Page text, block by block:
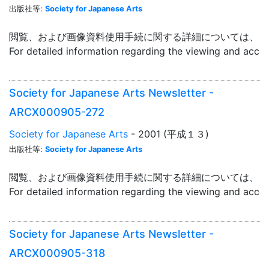
出版社等: Society for Japanese Arts
閲覧、および画像資料使用手続に関する詳細については、「
For detailed information regarding the viewing and
Society for Japanese Arts Newsletter -
ARCX000905-272
Society for Japanese Arts - 2001 (平成１３)
出版社等: Society for Japanese Arts
閲覧、および画像資料使用手続に関する詳細については、「
For detailed information regarding the viewing and
Society for Japanese Arts Newsletter -
ARCX000905-318